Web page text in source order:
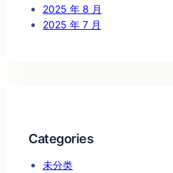
2025 年 8 月
2025 年 7 月
Categories
未分类